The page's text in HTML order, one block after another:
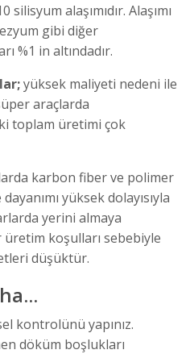
alaşımıdır. Alaşımı
gibi diğer
%1 in altındadır.
yüksek maliyeti nedeni ile
araçlarda
toplam üretimi çok
karbon fiber ve polimer
yüksek dolayısıyla
yerini almaya
üretim koşulları sebebiyle
düşüktür.
kontrolünü yapınız.
döküm boşlukları